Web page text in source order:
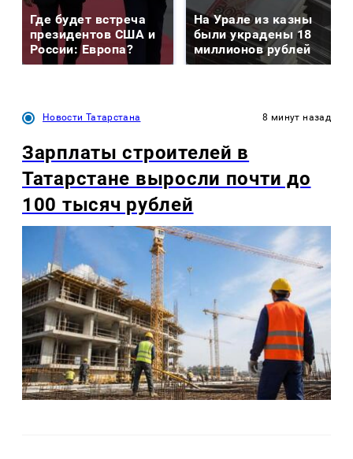
Где будет встреча
президентов США и
России: Европа?
На Урале из казны
были украдены 18
миллионов рублей
Новости Татарстана 8 минут назад
Зарплаты строителей в
Татарстане выросли почти до
100 тысяч рублей